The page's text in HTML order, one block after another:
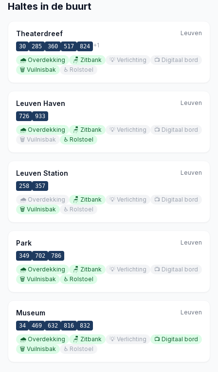
Haltes in de buurt
Theaterdreef Leuven
30 285 360 517 824 +1
🌧️ Overdekking 🪑 Zitbank 💡 Verlichting 📺 Digitaal bord
🗑️ Vuilnisbak ♿ Rolstoel
Leuven Haven Leuven
726 933
🌧️ Overdekking 🪑 Zitbank 💡 Verlichting 📺 Digitaal bord
🗑️ Vuilnisbak ♿ Rolstoel
Leuven Station Leuven
258 357
🌧️ Overdekking 🪑 Zitbank 💡 Verlichting 📺 Digitaal bord
🗑️ Vuilnisbak ♿ Rolstoel
Park Leuven
349 702 786
🌧️ Overdekking 🪑 Zitbank 💡 Verlichting 📺 Digitaal bord
🗑️ Vuilnisbak ♿ Rolstoel
Museum Leuven
34 469 632 816 832
🌧️ Overdekking 🪑 Zitbank 💡 Verlichting 📺 Digitaal bord
🗑️ Vuilnisbak ♿ Rolstoel